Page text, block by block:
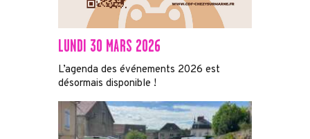
LUNDI 30 MARS 2026
L’agenda des événements 2026 est
désormais disponible !